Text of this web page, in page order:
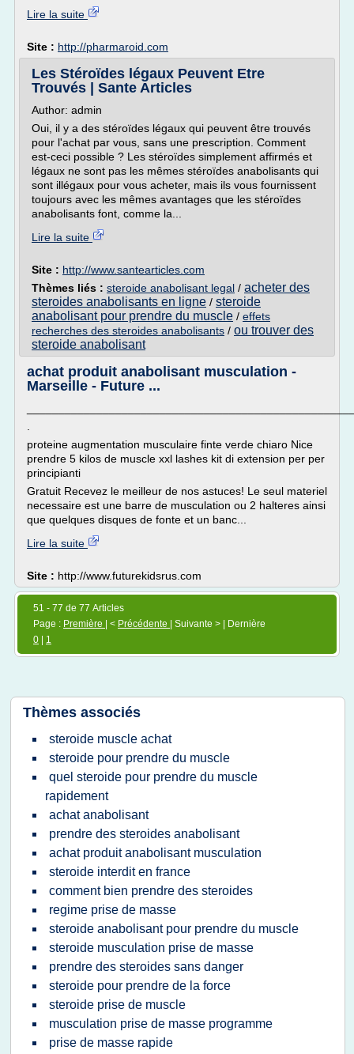
Lire la suite
Site : http://pharmaroid.com
Les Stéroïdes légaux Peuvent Etre
Trouvés | Sante Articles
Author: admin
Oui, il y a des stéroïdes légaux qui peuvent être trouvés
pour l'achat par vous, sans une prescription. Comment
est-ceci possible ? Les stéroïdes simplement affirmés et
légaux ne sont pas les mêmes stéroïdes anabolisants qui
sont illégaux pour vous acheter, mais ils vous fournissent
toujours avec les mêmes avantages que les stéroïdes
anabolisants font, comme la...
Lire la suite
Site : http://www.santearticles.com
Thèmes liés : steroide anabolisant legal / acheter des
steroides anabolisants en ligne / steroide
anabolisant pour prendre du muscle / effets
recherches des steroides anabolisants / ou trouver des
steroide anabolisant
achat produit anabolisant musculation -
Marseille - Future ...
proteine augmentation musculaire finte verde chiaro Nice
prendre 5 kilos de muscle xxl lashes kit di extension per per
principianti
Gratuit Recevez le meilleur de nos astuces! Le seul materiel
necessaire est une barre de musculation ou 2 halteres ainsi
que quelques disques de fonte et un banc...
Lire la suite
Site : http://www.futurekidsrus.com
51 - 77 de 77 Articles
Page : Première | < Précédente
| Suivante > | Dernière
0
1
Thèmes associés
steroide muscle achat
steroide pour prendre du muscle
quel steroide pour prendre du muscle
rapidement
achat anabolisant
prendre des steroides anabolisant
achat produit anabolisant musculation
steroide interdit en france
comment bien prendre des steroides
regime prise de masse
steroide anabolisant pour prendre du muscle
steroide musculation prise de masse
prendre des steroides sans danger
steroide pour prendre de la force
steroide prise de muscle
musculation prise de masse programme
prise de masse rapide